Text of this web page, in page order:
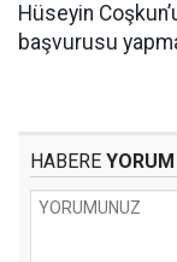
Hüseyin
başvurusu
HABERE